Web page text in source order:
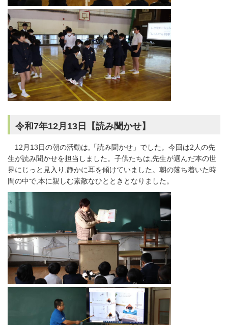
令和7年12月13日【読み聞かせ】
12月13日の朝の活動は,「読み聞かせ」でした。今回は2人の先
生が読み聞かせを担当しました。子供たちは,先生が選んだ本の世
界にじっと見入り,静かに耳を傾けていました。朝の落ち着いた時
間の中で,本に親しむ素敵なひとときとなりました。